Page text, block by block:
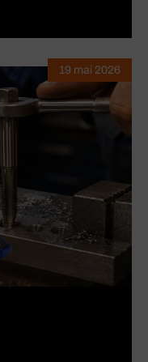
19 mai 2026